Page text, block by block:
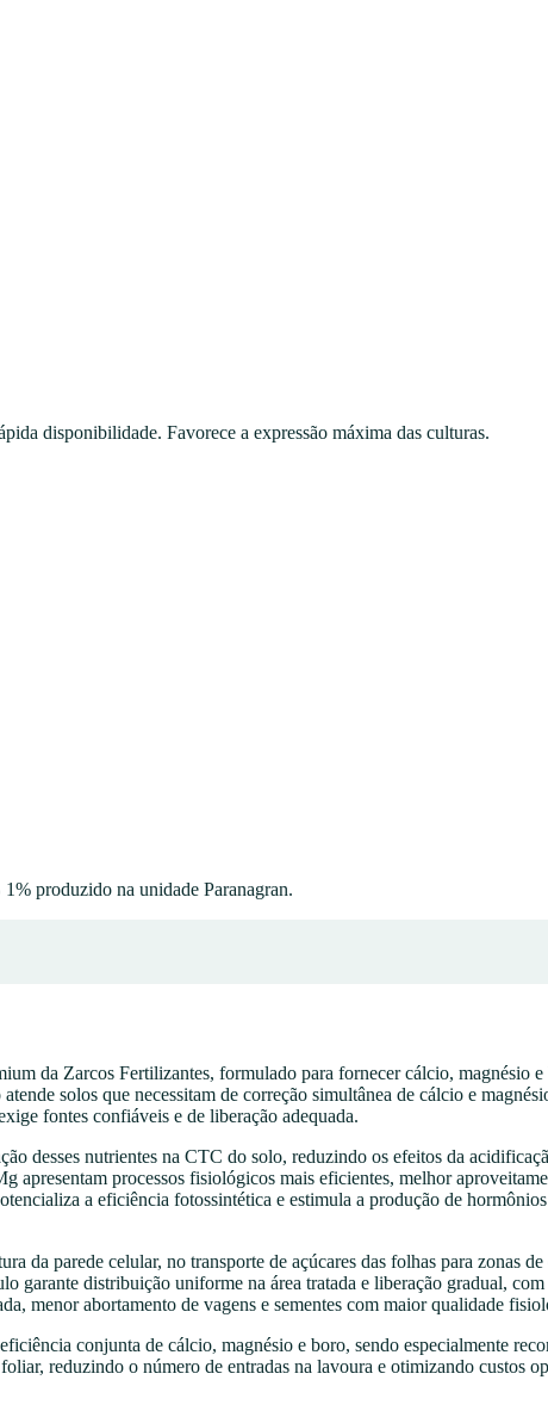
disponibilidade. Favorece a expressão máxima das culturas.
1% produzido na unidade Paranagran.
da Zarcos Fertilizantes, formulado para fornecer cálcio, magnésio
solos que necessitam de correção simultânea de cálcio e
fontes confiáveis e de liberação adequada.
desses nutrientes na CTC do solo, reduzindo os efeitos da
apresentam processos fisiológicos mais eficientes, melhor
a eficiência fotossintética e estimula a produção de
da parede celular, no transporte de açúcares das folhas para zonas
garante distribuição uniforme na área tratada e liberação gradual,
menor abortamento de vagens e sementes com maior qualidade
conjunta de cálcio, magnésio e boro, sendo especialmente
reduzindo o número de entradas na lavoura e otimizando custos